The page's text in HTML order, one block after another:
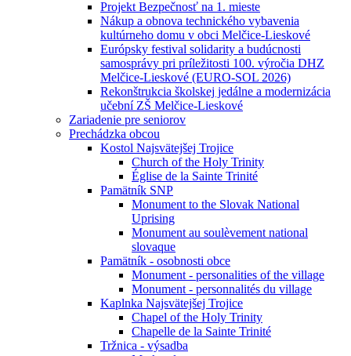
Projekt Bezpečnosť na 1. mieste
Nákup a obnova technického vybavenia
kultúrneho domu v obci Melčice-Lieskové
Európsky festival solidarity a budúcnosti
samosprávy pri príležitosti 100. výročia DHZ
Melčice-Lieskové (EURO-SOL 2026)
Rekonštrukcia školskej jedálne a modernizácia
učební ZŠ Melčice-Lieskové
Zariadenie pre seniorov
Prechádzka obcou
Kostol Najsvätejšej Trojice
Church of the Holy Trinity
Église de la Sainte Trinité
Pamätník SNP
Monument to the Slovak National
Uprising
Monument au soulèvement national
slovaque
Pamätník - osobnosti obce
Monument - personalities of the village
Monument - personnalités du village
Kaplnka Najsvätejšej Trojice
Chapel of the Holy Trinity
Chapelle de la Sainte Trinité
Tržnica - výsadba